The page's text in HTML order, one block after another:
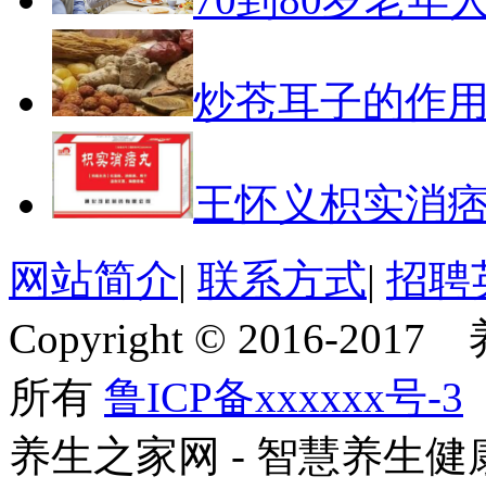
炒苍耳子的作
王怀义枳实消
网站简介| 联系方式| 招聘
Copyright © 2016-2017
所有 鲁ICP备xxxxxx号-3
养生之家网 - 智慧养生